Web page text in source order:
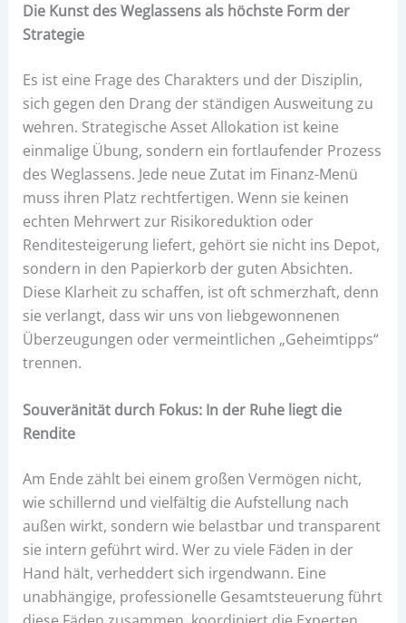
Die Kunst des Weglassens als höchste Form der
Strategie
Es ist eine Frage des Charakters und der Disziplin,
sich gegen den Drang der ständigen Ausweitung zu
wehren. Strategische Asset Allokation ist keine
einmalige Übung, sondern ein fortlaufender Prozess
des Weglassens. Jede neue Zutat im Finanz-Menü
muss ihren Platz rechtfertigen. Wenn sie keinen
echten Mehrwert zur Risikoreduktion oder
Renditesteigerung liefert, gehört sie nicht ins Depot,
sondern in den Papierkorb der guten Absichten.
Diese Klarheit zu schaffen, ist oft schmerzhaft, denn
sie verlangt, dass wir uns von liebgewonnenen
Überzeugungen oder vermeintlichen „Geheimtipps“
trennen.
Souveränität durch Fokus: In der Ruhe liegt die
Rendite
Am Ende zählt bei einem großen Vermögen nicht,
wie schillernd und vielfältig die Aufstellung nach
außen wirkt, sondern wie belastbar und transparent
sie intern geführt wird. Wer zu viele Fäden in der
Hand hält, verheddert sich irgendwann. Eine
unabhängige, professionelle Gesamtsteuerung führt